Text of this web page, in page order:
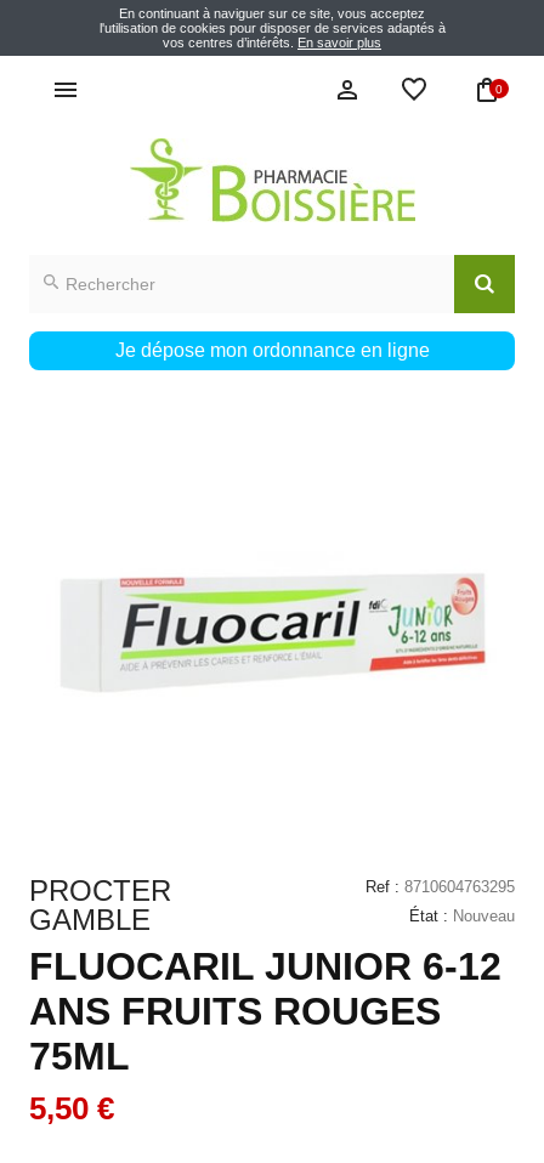
En continuant à naviguer sur ce site, vous acceptez
l'utilisation de cookies pour disposer de services adaptés à
vos centres d’intérêts. En savoir plus
0
Je dépose mon ordonnance en ligne
PROCTER
GAMBLE
Ref : 8710604763295
État : Nouveau
FLUOCARIL JUNIOR 6-12
ANS FRUITS ROUGES
75ML
5,50 €